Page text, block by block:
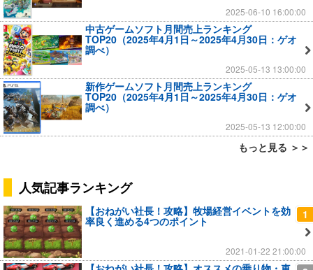
2025-06-10 16:00:00
中古ゲームソフト月間売上ランキング
TOP20（2025年4月1日～2025年4月30日：ゲオ
調べ）
2025-05-13 13:00:00
新作ゲームソフト月間売上ランキング
TOP20（2025年4月1日～2025年4月30日：ゲオ
調べ）
2025-05-13 12:00:00
もっと見る ＞＞
人気記事ランキング
1
【おねがい社長！攻略】牧場経営イベントを効
率良く進める4つのポイント
2021-01-22 21:00:00